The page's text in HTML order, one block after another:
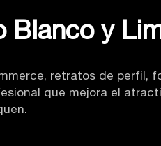
Blanco y
retratos de perfil,
que mejora el